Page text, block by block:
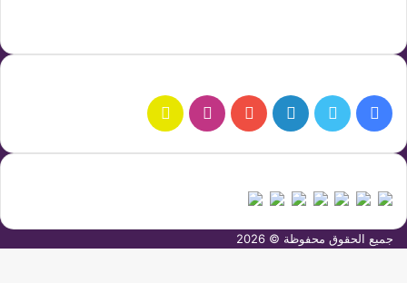
فيسبوك تويتر لينكدإن يوتيوب انستقرامسناب
تشات
جميع الحقوق محفوظة © 2026